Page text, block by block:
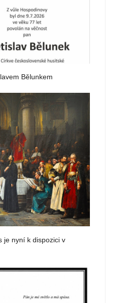
Bělunkem
je nyní k dispozici v